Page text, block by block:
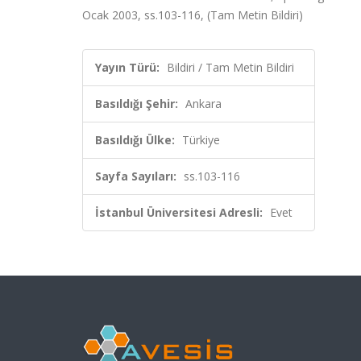
Ocak 2003, ss.103-116, (Tam Metin Bildiri)
Yayın Türü: Bildiri / Tam Metin Bildiri
Basıldığı Şehir: Ankara
Basıldığı Ülke: Türkiye
Sayfa Sayıları: ss.103-116
İstanbul Üniversitesi Adresli: Evet